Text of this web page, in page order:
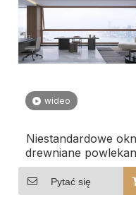
wideo
Niestandardowe
drewniane
aluminium firmy
Northtech do
komercyjnych
Pytać się